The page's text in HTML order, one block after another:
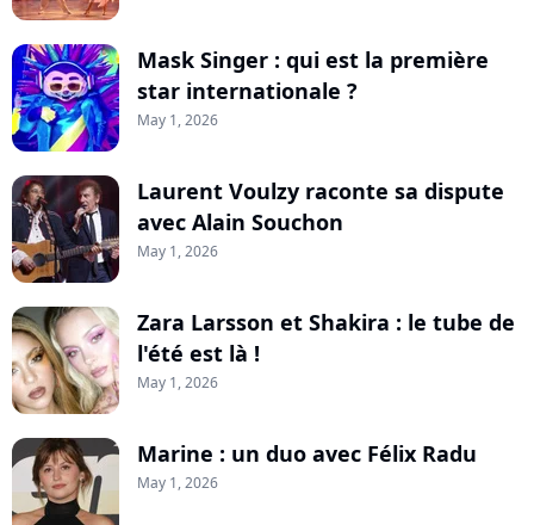
Mask Singer : qui est la première
star internationale ?
May 1, 2026
Laurent Voulzy raconte sa dispute
avec Alain Souchon
May 1, 2026
Zara Larsson et Shakira : le tube de
l'été est là !
May 1, 2026
Marine : un duo avec Félix Radu
May 1, 2026